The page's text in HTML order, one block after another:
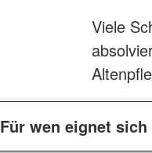
Viele
Für wen eignet